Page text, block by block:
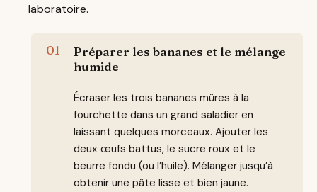
laboratoire.
Préparer les bananes et le mélange
humide
Écraser les trois bananes mûres à la
fourchette dans un grand saladier en
laissant quelques morceaux. Ajouter les
deux œufs battus, le sucre roux et le
beurre fondu (ou l’huile). Mélanger jusqu’à
obtenir une pâte lisse et bien jaune.